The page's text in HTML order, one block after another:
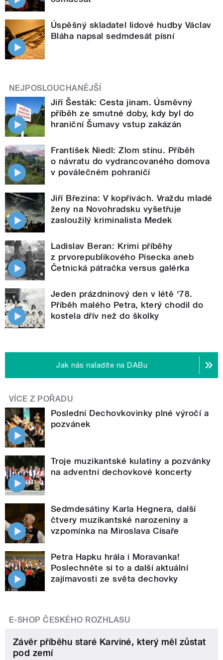
Úspěšný skladatel lidové hudby Václav
Bláha napsal sedmdesát písní
NEJPOSLOUCHANĚJŠÍ
Jiří Šesták: Cesta jinam. Úsměvný
příběh ze smutné doby, kdy byl do
hraniční Šumavy vstup zakázán
František Niedl: Zlom stínu. Příběh
o návratu do vydrancovaného domova
v poválečném pohraničí
Jiří Březina: V kopřivách. Vraždu mladé
ženy na Novohradsku vyšetřuje
zasloužilý kriminalista Medek
Ladislav Beran: Krimi příběhy
z prvorepublikového Písecka aneb
Četnická pátračka versus galérka
Jeden prázdninový den v létě '78.
Příběh malého Petra, který chodil do
kostela dřív než do školky
Jak nás naladíte na DABu
VÍCE Z POŘADU
Poslední Dechovkovinky plné výročí a
pozvánek
Troje muzikantské kulatiny a pozvánky
na adventní dechovkové koncerty
Sedmdesátiny Karla Hegnera, další
čtvery muzikantské narozeniny a
vzpomínka na Miroslava Císaře
Petra Hapku hrála i Moravanka!
Poslechněte si to a další aktuální
zajímavosti ze světa dechovky
E-SHOP ČESKÉHO ROZHLASU
Závěr příběhu staré Karviné, který měl zůstat
pod zemí